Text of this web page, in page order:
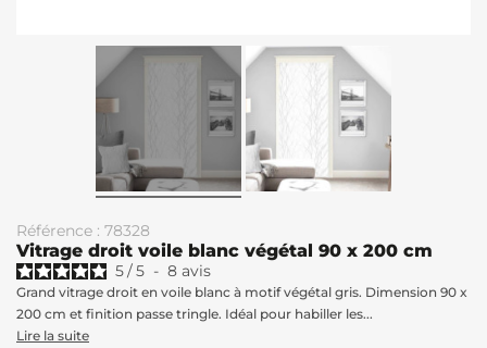
Référence : 78328
Vitrage droit voile blanc végétal 90 x 200 cm
5/5 - 8 avis
Grand vitrage droit en voile blanc à motif végétal gris. Dimension 90 x
200 cm et finition passe tringle. Idéal pour habiller les...
Lire la suite